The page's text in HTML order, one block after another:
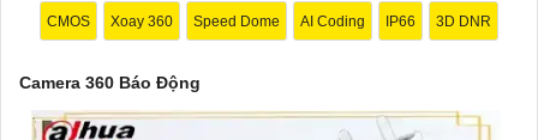
CMOS Xoay 360 Speed Dome AI Coding IP66 3D DNR
Camera 360 Báo Động